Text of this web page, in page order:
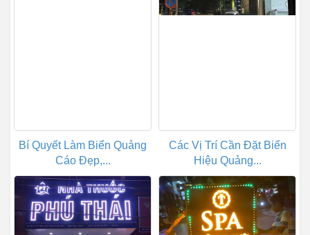
Bí Quyết Làm Biển Quảng
Cáo Đẹp,...
Các Vị Trí Cần Đặt Biển
Hiệu Quảng...